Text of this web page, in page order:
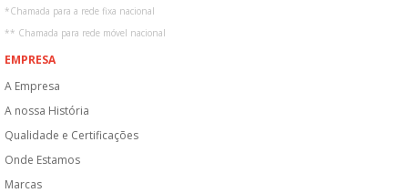
*Chamada para a rede fixa nacional
** Chamada para rede móvel nacional
EMPRESA
A Empresa
A nossa História
Qualidade e Certificações
Onde Estamos
Marcas